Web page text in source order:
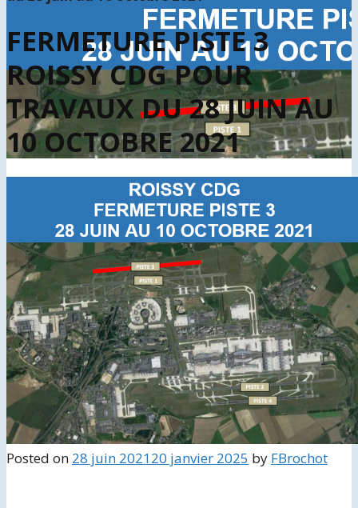
FERMETURE PISTE 3
ROISSY CDG POUR
TRAVAUX DU 28 JUIN AU
10 OCTOBRE 2021
Posted on 28 juin 202120 janvier 2025 by FBrochot